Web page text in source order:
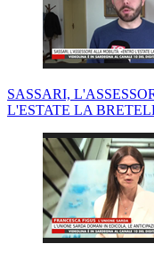
SASSARI,
L'ESTATE LA